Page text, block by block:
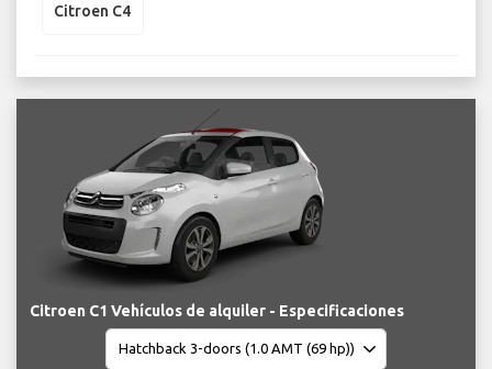
Citroen C4
Citroen C1 Vehículos de alquiler - Especificaciones